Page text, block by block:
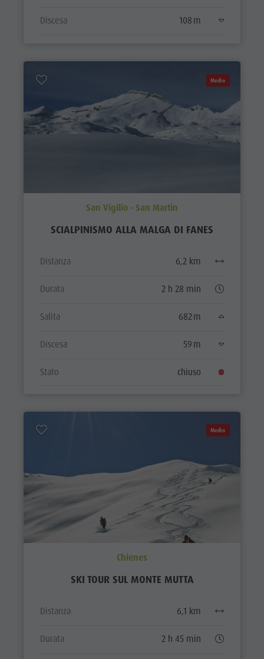
Discesa 108 m
Medio
San Vigilio - San Martin
SCIALPINISMO ALLA MALGA DI FANES
Distanza 6,2 km
Durata 2 h 28 min
Salita 682 m
Discesa 59 m
Stato chiuso
Medio
Chienes
SKI TOUR SUL MONTE MUTTA
Distanza 6,1 km
Durata 2 h 45 min